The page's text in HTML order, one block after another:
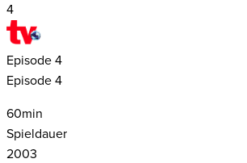
4
Episode 4
Episode 4
60min
Spieldauer
2003